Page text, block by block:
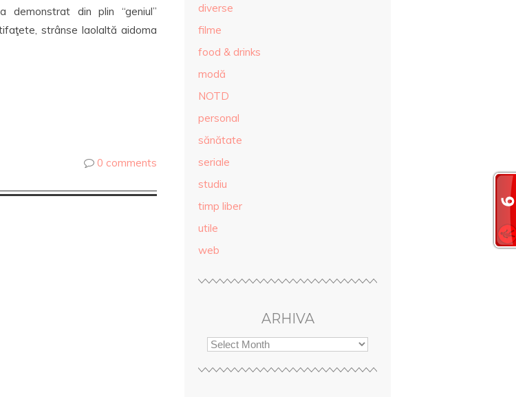
demonstrat din plin “geniul”
strânse laolaltă aidoma
0 comments
diverse
filme
food & drinks
modă
NOTD
personal
sănătate
seriale
studiu
timp liber
utile
web
ARHIVA